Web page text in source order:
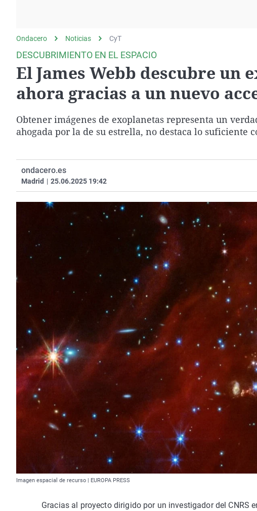
Como el perro y el
Operación Viuda
Negra
País Vasco
Ondacero Noticias CyT
DESCUBRIMIENTO EN EL ESPACIO
El James Webb descubre un
ahora gracias a un nuevo
Obtener imágenes de exoplanetas representa un
ahogada por la de su estrella, no destaca lo suficiente
ondacero.es
Madrid | 25.06.2025 19:42
Imagen espacial de recurso | EUROPA PRESS
Gracias al proyecto dirigido por un investigador del CNRS